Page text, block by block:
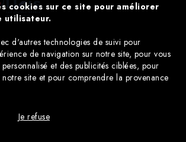
cookies sur ce site pour améliorer
utilisateur.
d'autres technologies de suivi pour
de navigation sur notre site, pour vous
et des publicités ciblées, pour
site et pour comprendre la provenance
Je refuse